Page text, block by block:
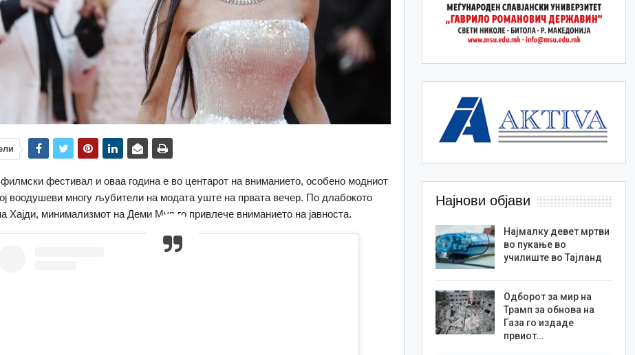
фестивал и оваа година е во центарот на вниманието, особено модниот
воодушеви многу љубители на модата уште на првата вечер. По длабокото
Хајди, минимализмот на Деми Мур го привлече вниманието на јавноста.
Најнови објави
Најмалку девет мртви
во пукање во
училиште во Тајланд
Одборот за мир на
Трамп за обнова на
Газа го издаде
првиот…